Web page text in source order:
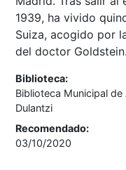
1939, ha vivido
Suiza, acogido por
del doctor
Biblioteca:
Biblioteca Municipal de
Dulantzi
Recomendado:
03/10/2020